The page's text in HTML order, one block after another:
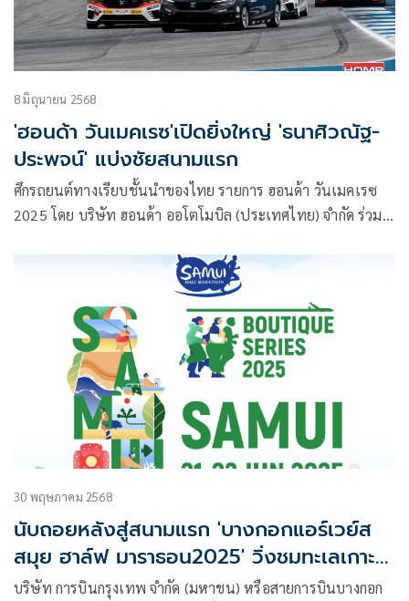
2025” ภายใต้แนวคิด “MAKE EVER-BETTER CARS From
Circuit to the Road” ในการแข่งขันมอเตอร์สปอร์ตรูปแบบวัน
เมคเรซสุดเร้าใจสนามแรกของฤดูกาล
8 มิถุนายน 2568
'ฮอนด้า วันเมคเรซ'เปิดยิ่งใหญ่ 'ธนาศิวณัฐ-
ประพจน์' แบ่งชัยสนามแรก
ศึกรถยนต์ทางเรียบชั้นนำของไทย รายการ ฮอนด้า วันเมคเรซ
2025 โดย บริษัท ฮอนด้า ออโตโมบิล (ประเทศไทย) จำกัด ร่วม
ฉากดวลความเร็วสนามแรกของฤดูกาล เมื่อวันที่ 30
พฤษภาคม-1 มิถุนายนที่ผ่านมา ที่ สนามช้าง อินเตอร์
เนชั่นแนล เซอร์กิต จ.บุรีรัมย์ ภายใต้สุดสัปดาห์สุดยิ่งใหญ่ของ
เรซระดับโลกอย่าง จีที เวิลด์ ชาลเลนจ์ เอเชีย โดยนับเป็นอีกหนึ่ง
ครั้งที่แฟนมอเตอร์สปอร์ตชาวไทยให้ความสนใจอย่างมาก
30 พฤษภาคม 2568
นับถอยหลังสู่สนามแรก 'บางกอกแอร์เวย์ส
สมุย ฮาล์ฟ มาราธอน2025' วิ่งชมทะเลเกาะ
สวรรค์อ่าวไทย
บริษัท การบินกรุงเทพ จำกัด (มหาชน) หรือสายการบินบางกอก